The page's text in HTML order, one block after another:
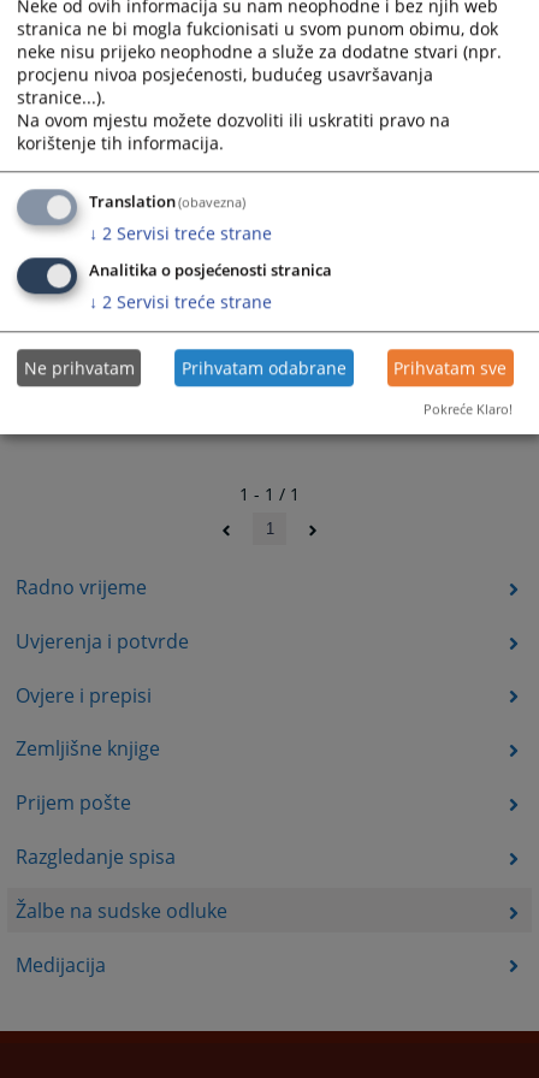
Radno vrijeme
Uvjerenja i potvrde
Ovjere i prepisi
Zemljišne knjige
Prijem pošte
Razgledanje spisa
Žalbe na sudske odluke
Medijacija
roku od osam dana, dostaviti Okružnom sudu Banja
Luka, koji je nadležan za vođenje drugostepenog
postupka.
1426PREGLEDA
1 - 1 / 1
1
Neke od ovih informacija su nam neophodne i bez njih web
stranica ne bi mogla fukcionisati u svom punom obimu, dok
neke nisu prijeko neophodne a služe za dodatne stvari (npr.
procjenu nivoa posjećenosti, budućeg usavršavanja
stranice...).
Na ovom mjestu možete dozvoliti ili uskratiti pravo na
korištenje tih informacija.
Translation(obavezna)
↓ 2 Servisi treće strane
Analitika o posjećenosti stranica
↓ 2 Servisi treće strane
Ne prihvatam Prihvatam odabrane Prihvatam sve
Pokreće Klaro!